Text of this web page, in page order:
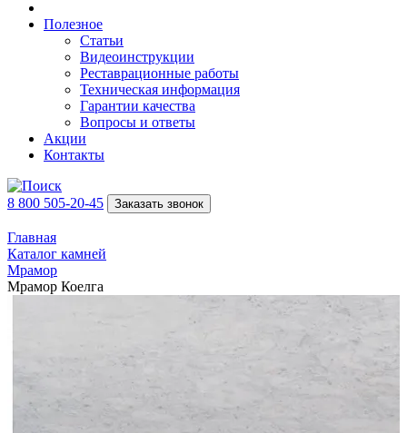
Полезное
Статьи
Видеоинструкции
Реставрационные работы
Техническая информация
Гарантии качества
Вопросы и ответы
Акции
Контакты
8 800 505-20-45 Заказать звонок
Главная
Каталог камней
Мрамор
Мрамор Коелга